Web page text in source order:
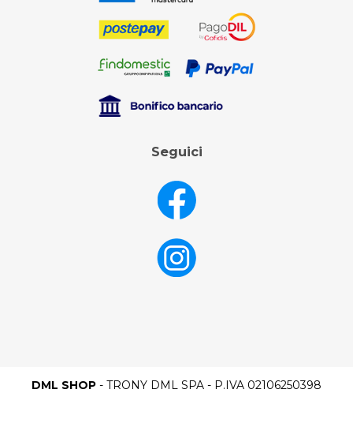
Seguici
DML SHOP - TRONY DML SPA - P.IVA 02106250398